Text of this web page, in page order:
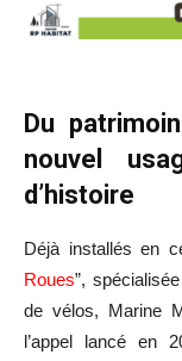
Du
nouvel
d’histoire
Déjà installés en
Roues”,
de vélos, Marine
l’appel lancé en